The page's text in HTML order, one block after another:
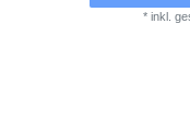
*inkl.